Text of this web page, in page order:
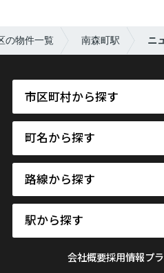
の物件一覧 南森町駅 ニ
市区町村から探す
町名から探す
路線から探す
駅から探す
会社概要採用情報プ